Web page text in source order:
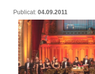
Publicat: 04.09.2011